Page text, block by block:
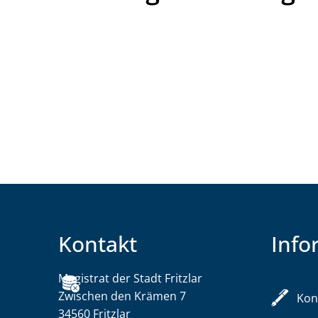
Kontakt
Magistrat der Stadt Fritzlar
Zwischen den Krämen 7
34560 Fritzlar